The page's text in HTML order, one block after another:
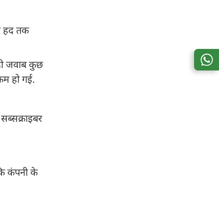
हद तक
जवाब कुछ
हो गई.
कंपनी के